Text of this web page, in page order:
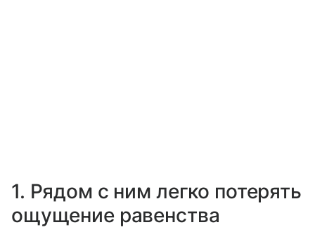
1. Рядом с ним легко потерять
ощущение равенства